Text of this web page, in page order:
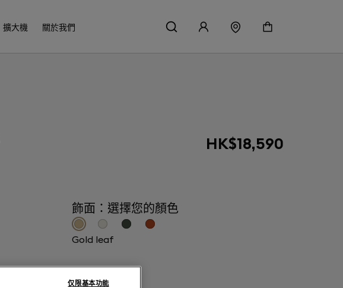
擴大機 關於我們
HK$18,590
飾面：選擇您的顏色
Gold leaf
仅限基本功能